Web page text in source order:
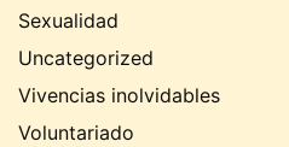
Sexualidad
Uncategorized
Vivencias inolvidables
Voluntariado